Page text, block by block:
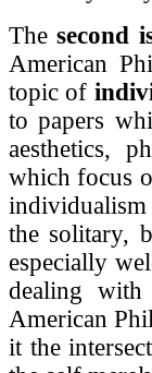
Thesecond
American
topic of
to papers
aesthetics,
which focus
individualism
the solitary,
especially
dealing
American
it the